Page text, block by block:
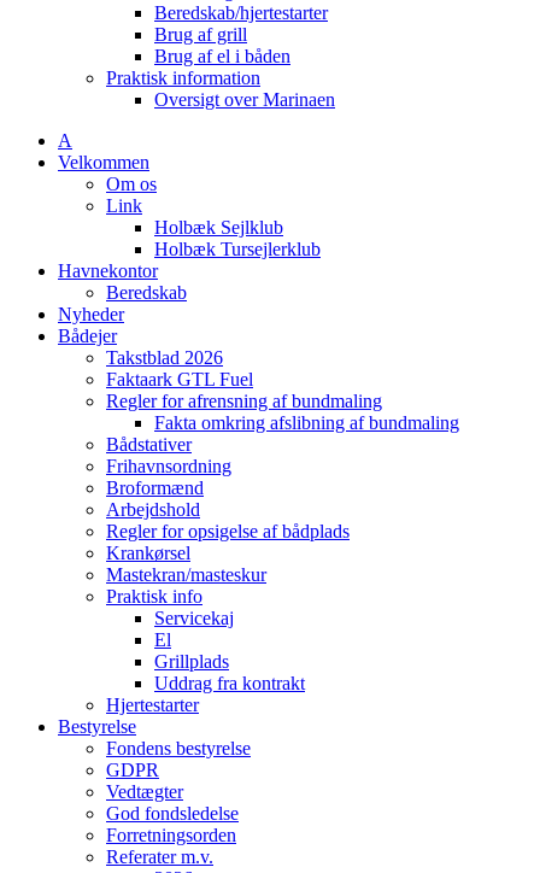
Beredskab/hjertestarter
Brug af grill
Brug af el i båden
Praktisk information
Oversigt over Marinaen
A
Velkommen
Om os
Link
Holbæk Sejlklub
Holbæk Tursejlerklub
Havnekontor
Beredskab
Nyheder
Bådejer
Takstblad 2026
Faktaark GTL Fuel
Regler for afrensning af bundmaling
Fakta omkring afslibning af bundmaling
Bådstativer
Frihavnsordning
Broformænd
Arbejdshold
Regler for opsigelse af bådplads
Krankørsel
Mastekran/masteskur
Praktisk info
Servicekaj
El
Grillplads
Uddrag fra kontrakt
Hjertestarter
Bestyrelse
Fondens bestyrelse
GDPR
Vedtægter
God fondsledelse
Forretningsorden
Referater m.v.